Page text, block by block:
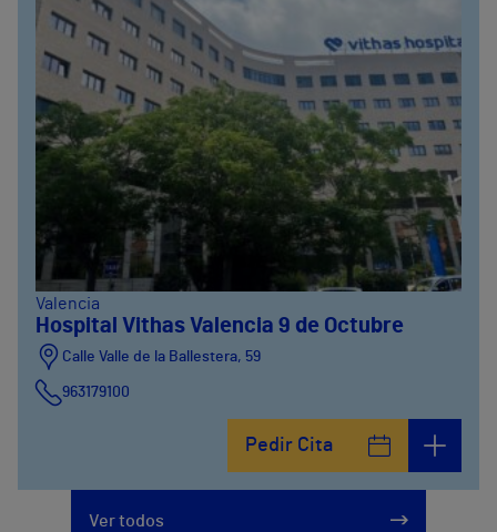
Valencia
Hospital Vithas Valencia 9 de Octubre
Calle Valle de la Ballestera, 59
963179100
Pedir Cita
Ver todos